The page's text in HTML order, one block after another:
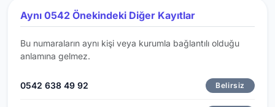
Aynı 0542 Önekindeki Diğer Kayıtlar
Bu numaraların aynı kişi veya kurumla bağlantılı olduğu
anlamına gelmez.
0542 638 49 92 Belirsiz